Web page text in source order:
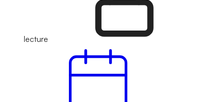
lecture